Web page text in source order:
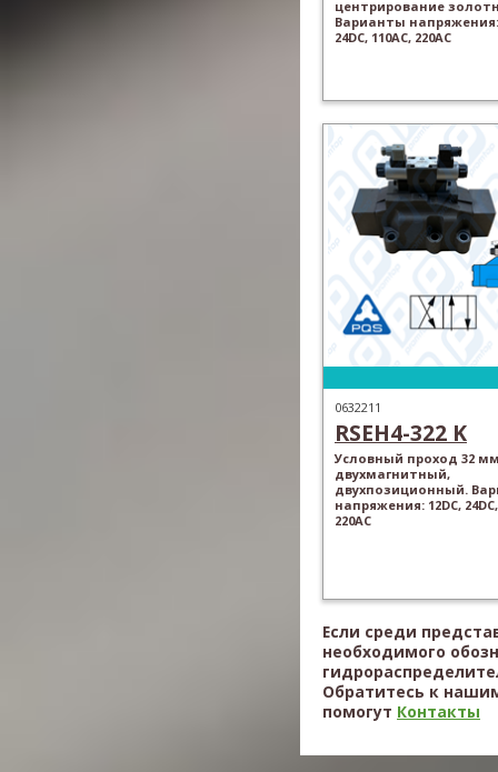
центрирование
Варианты напряжения:
24DC, 110AC, 220AC
0632211
RSEH4-322 K
Условный проход 32
двухмагнитный,
двухпозиционный.
напряжения: 12DC, 24DC,
220AC
Если среди
необходимого
Обратитесь к
помогут Контакты